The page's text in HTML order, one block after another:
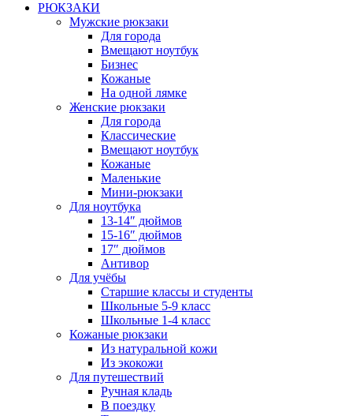
РЮКЗАКИ
Мужские рюкзаки
Для города
Вмещают ноутбук
Бизнес
Кожаные
На одной лямке
Женские рюкзаки
Для города
Классические
Вмещают ноутбук
Кожаные
Маленькие
Мини-рюкзаки
Для ноутбука
13-14″ дюймов
15-16″ дюймов
17″ дюймов
Антивор
Для учёбы
Старшие классы и студенты
Школьные 5-9 класс
Школьные 1-4 класс
Кожаные рюкзаки
Из натуральной кожи
Из экокожи
Для путешествий
Ручная кладь
В поездку